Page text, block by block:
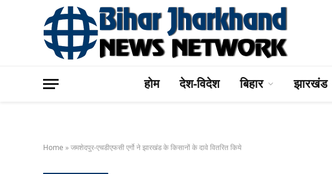
होम देश-विदेश बिहार झारखंड
Home »जमशेदपुर-एचडीएफसी एर्गो ने झारखंड के किसानों के दावे वितरित किये